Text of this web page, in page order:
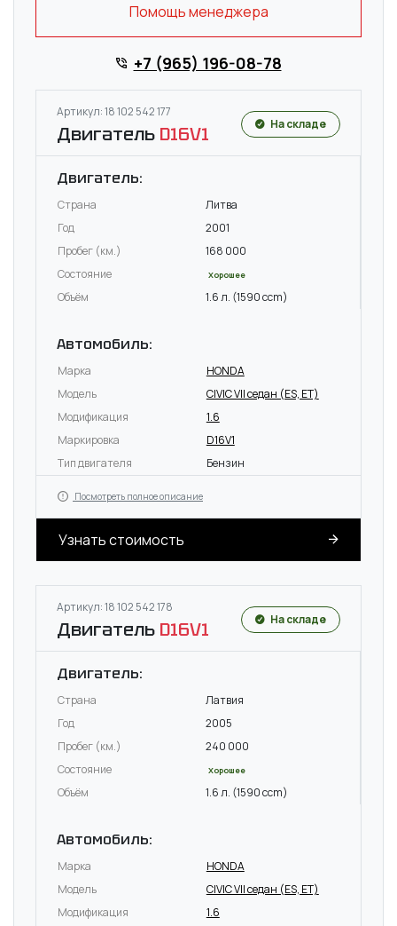
Помощь менеджера
+7 (965) 196-08-78
Артикул: 18 102 542 177
Двигатель D16V1 На складе
Двигатель:
Страна
Литва
Год
2001
Пробег (км.)
168 000
Состояние
Хорошее
Объём 1.6 л. (1590 ccm)
Автомобиль:
Марка
HONDA
Модель
CIVIC VII седан (ES, ET)
Модификация
1.6
Маркировка
D16V1
Тип двигателя
Бензин
Посмотреть полное описание
Узнать стоимость
Артикул: 18 102 542 178
Двигатель D16V1 На складе
Двигатель:
Страна
Латвия
Год
2005
Пробег (км.)
240 000
Состояние
Хорошее
Объём 1.6 л. (1590 ccm)
Автомобиль:
Марка
HONDA
Модель
CIVIC VII седан (ES, ET)
Модификация
1.6